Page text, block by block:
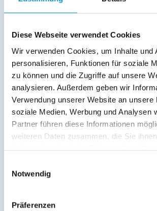
Diese Webseite verwendet Cookies
Wir verwenden Cookies, um Inhalte und
personalisieren, Funktionen für soziale
zu können und die Zugriffe auf unsere
analysieren. Außerdem geben wir
Verwendung unserer Website an unsere
soziale Medien, Werbung und Analysen
Partner führen diese Informationen
weiteren Daten zusammen, die Sie
Notwendig
Präferenzen
Terrasse
Service:
Verpflegung:
Beschreibung
Ferienwohnung Walnut Cottage mit
Lage & Adresse des Objektes